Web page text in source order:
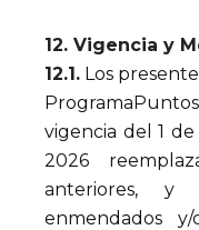
12. Vigencia y
12.1. Los
vigencia del 1
2026
anteriores, y
enmendados